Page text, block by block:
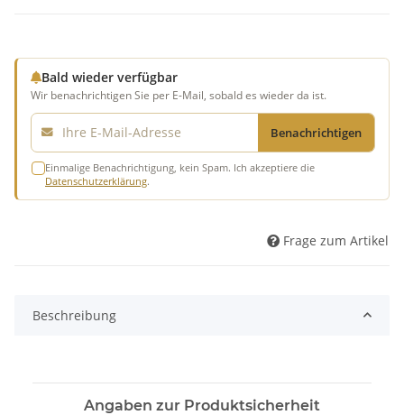
Bald wieder verfügbar
Wir benachrichtigen Sie per E-Mail, sobald es wieder da ist.
E-Mail
Benachrichtigen
Einmalige Benachrichtigung, kein Spam. Ich akzeptiere die
Datenschutzerklärung.
Frage zum Artikel
Beschreibung
Angaben zur Produktsicherheit